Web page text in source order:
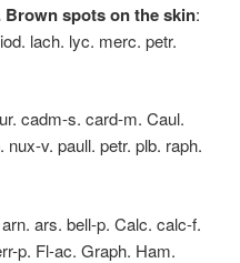
spots on the skin:
lach. lyc. merc. petr.
cadm-s. card-m. Caul.
v. paull. petr. plb. raph.
ars. bell-p. Calc. calc-f.
p. Fl-ac. Graph. Ham.